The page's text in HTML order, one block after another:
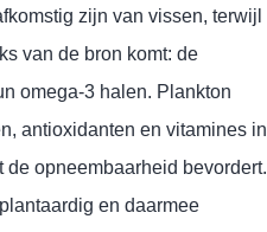
zijn van vissen, terwijl
van de bron komt: de
omega-3 halen. Plankton
antioxidanten en vitamines in
opneembaarheid bevordert.
en daarmee